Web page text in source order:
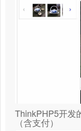
ThinkPHP5开发
（含支付）